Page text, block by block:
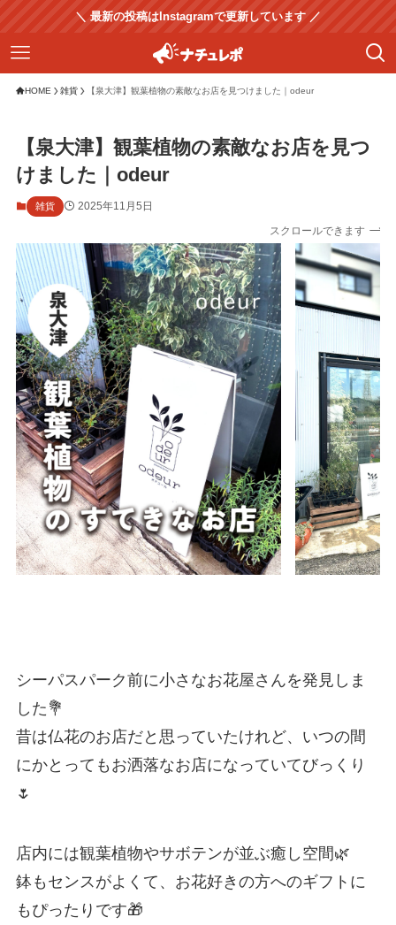
＼ 最新の投稿はInstagramで更新しています ／
HOME 雑貨 【泉大津】観葉植物の素敵なお店を見つけました｜odeur
【泉大津】観葉植物の素敵なお店を見つ
けました｜odeur
雑貨
2025年11月5日
スクロールできます
シーパスパーク前に小さなお花屋さんを発見しま
した💐
昔は仏花のお店だと思っていたけれど、いつの間
にかとってもお洒落なお店になっていてびっくり
🌷
店内には観葉植物やサボテンが並ぶ癒し空間🌿
鉢もセンスがよくて、お花好きの方へのギフトに
もぴったりです🎁